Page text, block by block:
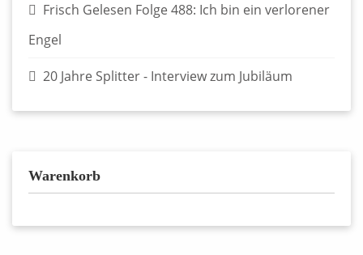
Frisch Gelesen Folge 488: Ich bin ein verlorener
Engel
20 Jahre Splitter - Interview zum Jubiläum
Warenkorb